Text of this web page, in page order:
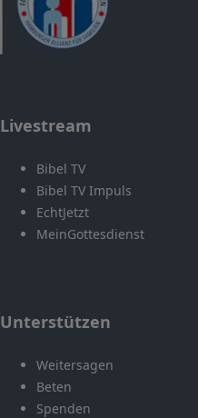
Livestream
Bibel TV
Bibel TV Impuls
EchtJetzt
MeinGottesdienst
Unterstützen
Weitersagen
Beten
Spenden